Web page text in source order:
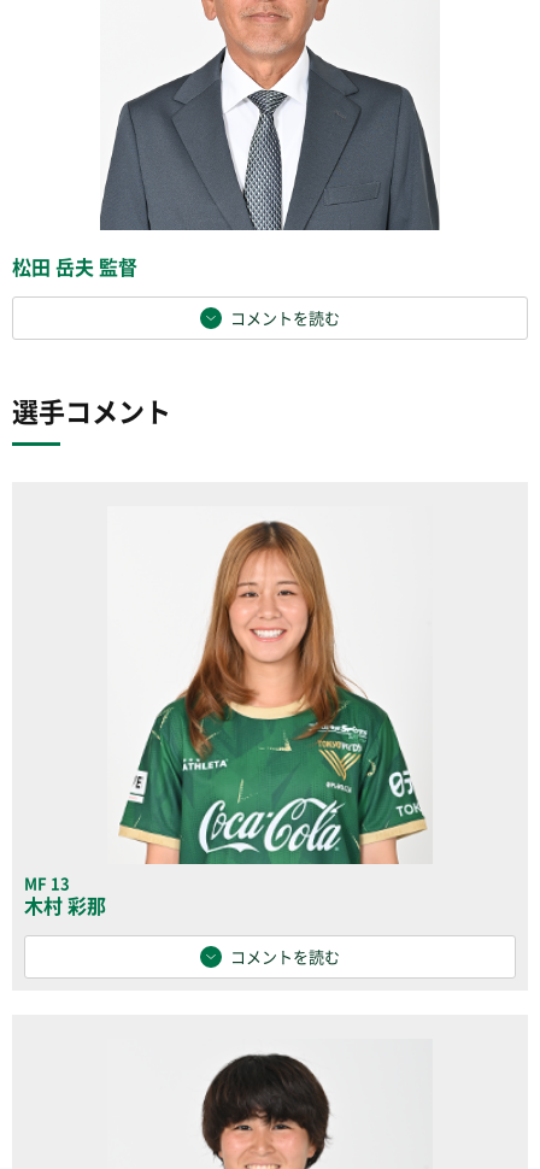
松田 岳夫 監督
コメントを読む
選手コメント
MF 13
木村 彩那
コメントを読む